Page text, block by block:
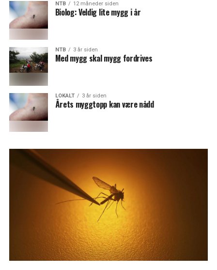
NTB 12 måneder siden
Biolog: Veldig lite mygg i år
NTB 3 år siden
Med mygg skal mygg fordrives
LOKALT 3 år siden
Årets myggtopp kan være nådd